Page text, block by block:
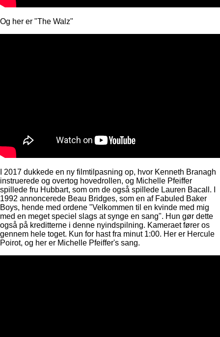
Og her er "The Walz"
I 2017 dukkede en ny filmtilpasning op, hvor Kenneth Branagh
instruerede og overtog hovedrollen, og Michelle Pfeiffer
spillede fru Hubbart, som om de også spillede Lauren Bacall. I
1992 annoncerede Beau Bridges, som en af ​​Fabuled Baker
Boys, hende med ordene "Velkommen til en kvinde med mig
med en meget speciel slags at synge en sang". Hun gør dette
også på kreditterne i denne nyindspilning. Kameraet fører os
gennem hele toget. Kun for hast fra minut 1:00. Her er Hercule
Poirot, og her er Michelle Pfeiffer's sang.